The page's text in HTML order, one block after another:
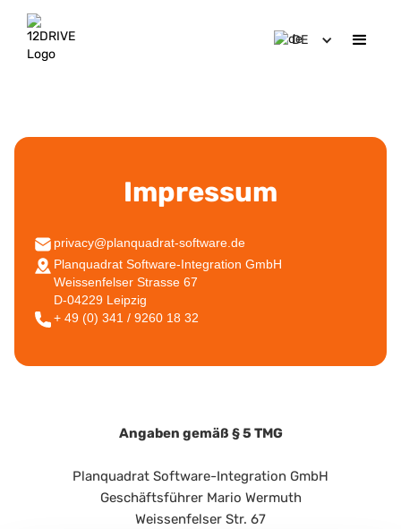
DE
Impressum
privacy@planquadrat-software.de
Planquadrat Software-Integration GmbH
Weissenfelser Strasse 67
D-04229 Leipzig
+ 49 (0) 341 / 9260 18 32
Angaben gemäß § 5 TMG
Planquadrat Software-Integration GmbH
‍Geschäftsführer Mario Wermuth
Weissenfelser Str. 67